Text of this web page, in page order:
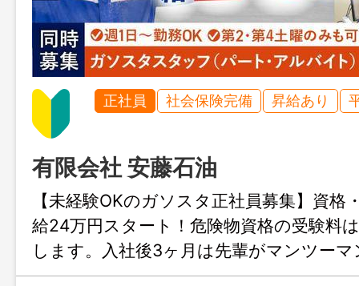
正社員 社会保険完備 昇給あり
有限会社 安藤石油
【未経験OKのガソスタ正社員募集】資格
給24万円スタート！危険物資格の受験料
します。入社後3ヶ月は先輩がマンツー
るから安心◎転勤もありません！【同時